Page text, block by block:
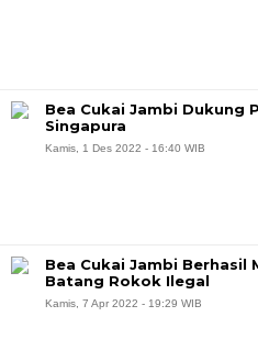
Bea Cukai Jambi Dukung
Singapura
Kamis, 1 Des 2022 - 16:40 WIB
Bea Cukai Jambi Berhasil
Batang Rokok Ilegal
Kamis, 7 Apr 2022 - 19:29 WIB